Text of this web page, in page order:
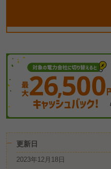
更新日
2023年12月18日